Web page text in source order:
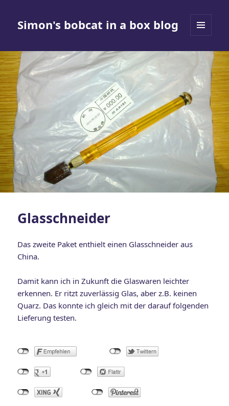
Simon's bobcat in a box blog
WIDGETS
Glasschneider
Das zweite Paket enthielt einen Glasschneider aus
China.
Damit kann ich in Zukunft die Glaswaren leichter
erkennen. Er ritzt zuverlässig Glas, aber z.B. keinen
Quarz. Das konnte ich gleich mit der darauf folgenden
Lieferung testen.